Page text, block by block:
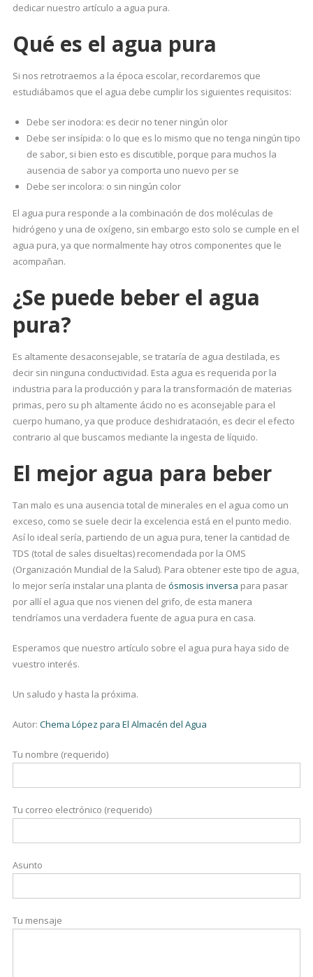
dedicar nuestro artículo a agua pura.
Qué es el agua pura
Si nos retrotraemos a la época escolar, recordaremos que
estudiábamos que el agua debe cumplir los siguientes requisitos:
Debe ser inodora: es decir no tener ningún olor
Debe ser insípida: o lo que es lo mismo que no tenga ningún tipo
de sabor, si bien esto es discutible, porque para muchos la
ausencia de sabor ya comporta uno nuevo per se
Debe ser incolora: o sin ningún color
El agua pura responde a la combinación de dos moléculas de
hidrógeno y una de oxígeno, sin embargo esto solo se cumple en el
agua pura, ya que normalmente hay otros componentes que le
acompañan.
¿Se puede beber el agua
pura?
Es altamente desaconsejable, se trataría de agua destilada, es
decir sin ninguna conductividad. Esta agua es requerida por la
industria para la producción y para la transformación de materias
primas, pero su ph altamente ácido no es aconsejable para el
cuerpo humano, ya que produce deshidratación, es decir el efecto
contrario al que buscamos mediante la ingesta de líquido.
El mejor agua para beber
Tan malo es una ausencia total de minerales en el agua como un
exceso, como se suele decir la excelencia está en el punto medio.
Así lo ideal sería, partiendo de un agua pura, tener la cantidad de
TDS (total de sales disueltas) recomendada por la OMS
(Organización Mundial de la Salud). Para obtener este tipo de agua,
lo mejor sería instalar una planta de ósmosis inversa para pasar
por allí el agua que nos vienen del grifo, de esta manera
tendríamos una verdadera fuente de agua pura en casa.
Esperamos que nuestro artículo sobre el agua pura haya sido de
vuestro interés.
Un saludo y hasta la próxima.
Autor: Chema López para El Almacén del Agua
Tu nombre (requerido)
Tu correo electrónico (requerido)
Asunto
Tu mensaje